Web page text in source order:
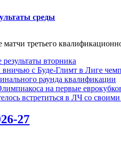
среды
третьего
вторника
с Буде-Глимт в Лиге
раунда квалификации
на первые
встретиться в ЛЧ со
27